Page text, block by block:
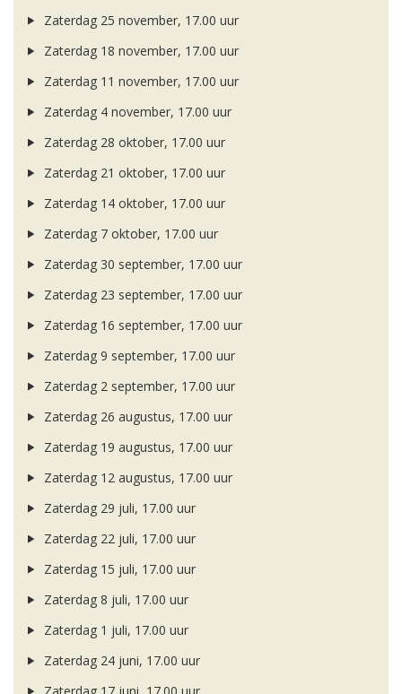
Zaterdag 25 november, 17.00 uur
Zaterdag 18 november, 17.00 uur
Zaterdag 11 november, 17.00 uur
Zaterdag 4 november, 17.00 uur
Zaterdag 28 oktober, 17.00 uur
Zaterdag 21 oktober, 17.00 uur
Zaterdag 14 oktober, 17.00 uur
Zaterdag 7 oktober, 17.00 uur
Zaterdag 30 september, 17.00 uur
Zaterdag 23 september, 17.00 uur
Zaterdag 16 september, 17.00 uur
Zaterdag 9 september, 17.00 uur
Zaterdag 2 september, 17.00 uur
Zaterdag 26 augustus, 17.00 uur
Zaterdag 19 augustus, 17.00 uur
Zaterdag 12 augustus, 17.00 uur
Zaterdag 29 juli, 17.00 uur
Zaterdag 22 juli, 17.00 uur
Zaterdag 15 juli, 17.00 uur
Zaterdag 8 juli, 17.00 uur
Zaterdag 1 juli, 17.00 uur
Zaterdag 24 juni, 17.00 uur